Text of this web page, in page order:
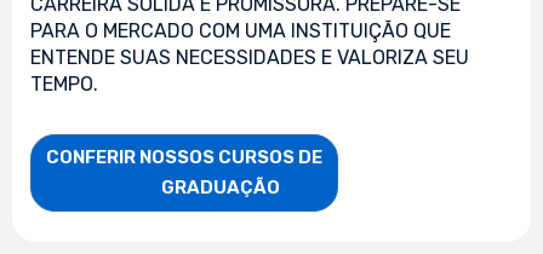
PARA O MERCADO COM UMA INSTITUIÇÃO QUE
ENTENDE SUAS NECESSIDADES E VALORIZA SEU
TEMPO.
CONFERIR NOSSOS CURSOS DE
                    GRADUAÇÃO